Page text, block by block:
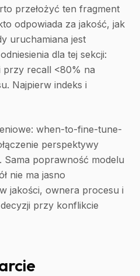
przełożyć ten fragment
odpowiada za jakość, jak
uruchamiana jest
dla tej sekcji:
przy recall <80% na
Najpierw indeks i
when-to-fine-tune-
perspektywy
Sama poprawność modelu
nie ma jasno
jakości, ownera procesu i
przy konflikcie